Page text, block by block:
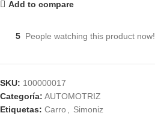
Add to compare
5 People watching this product now!
SKU: 100000017
Categoría: AUTOMOTRIZ
Etiquetas: Carro Simoniz